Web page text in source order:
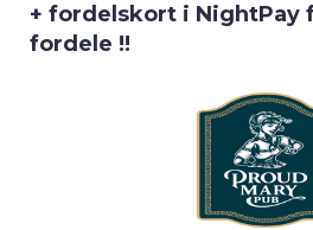
+ fordelskort i NightPay
fordele !!